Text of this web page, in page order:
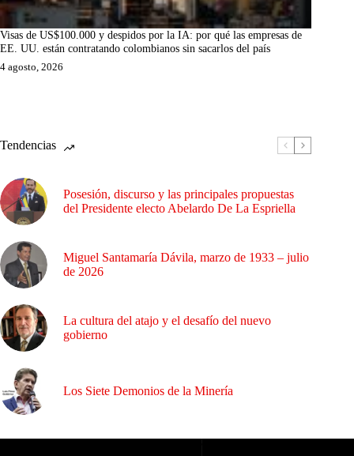
Visas de US$100.000 y despidos por la IA: por qué las empresas de
EE. UU. están contratando colombianos sin sacarlos del país
4 agosto, 2026
Tendencias
Posesión, discurso y las principales propuestas
del Presidente electo Abelardo De La Espriella
Miguel Santamaría Dávila, marzo de 1933 – julio
de 2026
La cultura del atajo y el desafío del nuevo
gobierno
Los Siete Demonios de la Minería